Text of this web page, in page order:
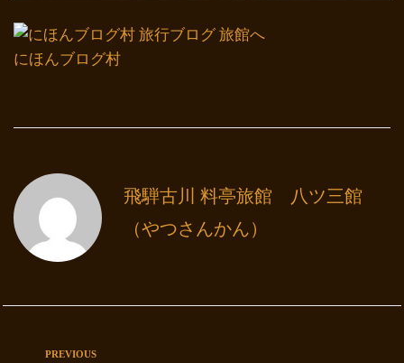
にほんブログ村
飛騨古川 料亭旅館 八ツ三館
（やつさんかん）
PREVIOUS